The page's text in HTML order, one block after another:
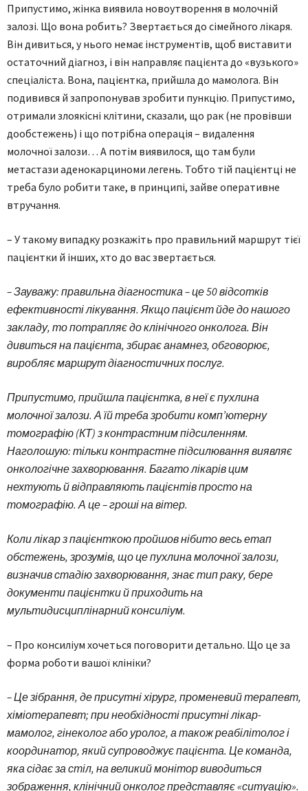
Припустимо, жінка виявила новоутворення в молочній
залозі. Що вона робить? Звертається до сімейного лікаря.
Він дивиться, у нього немає інструментів, щоб виставити
остаточний діагноз, і він направляє пацієнта до «вузького»
спеціаліста. Вона, пацієнтка, прийшла до мамолога. Він
подивився й запропонував зробити пункцію. Припустимо,
отримали злоякісні клітини, сказали, що рак (не провівши
дообстежень) і що потрібна операція – видалення
молочної залози… А потім виявилося, що там були
метастази аденокарциноми легень. Тобто тій пацієнтці не
треба було робити таке, в принципі, зайве оперативне
втручання.
– У такому випадку розкажіть про правильний маршрут тієї
пацієнтки й інших, хто до вас звертається.
– Зауважу: правильна діагностика – це 50 відсотків
ефективності лікування. Якщо пацієнт йде до нашого
закладу, то потрапляє до клінічного онколога. Він
дивиться на пацієнта, збирає анамнез, обговорює,
виробляє маршрут діагностичних послуг.
Припустимо, прийшла пацієнтка, в неї є пухлина
молочної залози. А їй треба зробити комп’ютерну
томографію (КТ) з контрастним підсиленням.
Наголошую: тільки контрастне підсилювання виявляє
онкологічне захворювання. Багато лікарів цим
нехтують й відправляють пацієнтів просто на
томографію. А це – гроші на вітер.
Коли лікар з пацієнткою пройшов нібито весь етап
обстежень, зрозумів, що це пухлина молочної залози,
визначив стадію захворювання, знає тип раку, бере
документи пацієнтки й приходить на
мультидисциплінарний консиліум.
– Про консиліум хочеться поговорити детально. Що це за
форма роботи вашої клініки?
– Це зібрання, де присутні хірург, променевий терапевт,
хіміо­терапевт; при необхідності присутні лікар-
мамолог, гінеколог або уролог, а також реабілітолог і
координатор, який супроводжує пацієнта. Це команда,
яка сідає за стіл, на великий монітор виводиться
зображення, клінічний онколог представляє «ситуацію».